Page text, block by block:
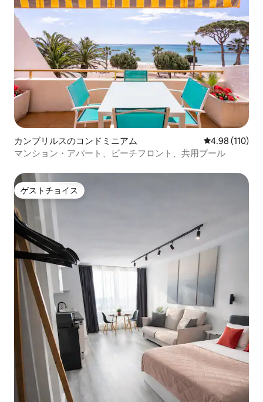
カンブリルスのコンドミニアム レビュー110
4.98 (110)
マンション・アパート、ビーチフロント、共用プール
ゲストチョイス
ゲストチョイス